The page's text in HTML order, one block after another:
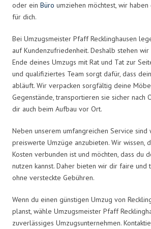
oder ein Büro umziehen möchtest, wir
für dich.
Bei Umzugsmeister Pfaff Recklinghausen
auf Kundenzufriedenheit. Deshalb stehen
Ende deines Umzugs mit Rat und Tat zur
und qualifiziertes Team sorgt dafür, dass
abläuft. Wir verpacken sorgfältig deine
Gegenstände, transportieren sie sicher nach
dir auch beim Aufbau vor Ort.
Neben unserem umfangreichen Service sind
preiswerte Umzüge anzubieten. Wir wissen,
Kosten verbunden ist und möchten, dass du
nutzen kannst. Daher bieten wir dir faire und
ohne versteckte Gebühren.
Wenn du einen günstigen Umzug von
planst, wähle Umzugsmeister Pfaff
zuverlässiges Umzugsunternehmen.